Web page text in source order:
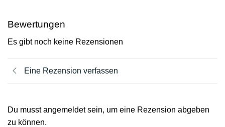
Bewertungen
Es gibt noch keine Rezensionen
Eine Rezension verfassen
Du musst angemeldet sein, um eine Rezension abgeben
zu können.